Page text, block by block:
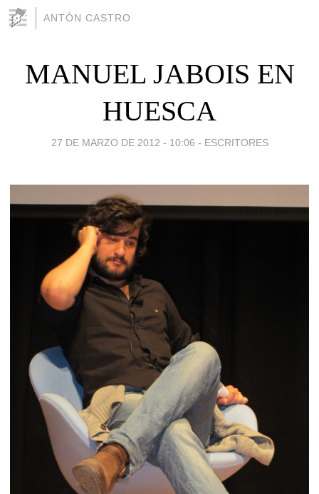
ANTÓN CASTRO
MANUEL JABOIS EN
HUESCA
27 DE MARZO DE 2012 - 10:06 - ESCRITORES